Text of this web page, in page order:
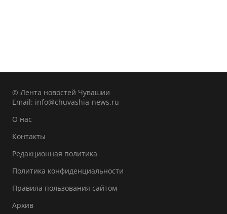
© Лента новостей Чувашии
Email: info@chuvashia-news.ru
О нас
Контакты
Редакционная политика
Политика конфиденциальности
Правила пользования сайтом
Архив